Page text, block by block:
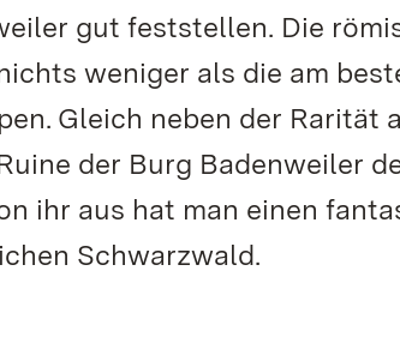
gut feststellen. Die
weniger als die am
Gleich neben der Rarität
der Burg Badenweiler
ihr aus hat man einen
Schwarzwald.